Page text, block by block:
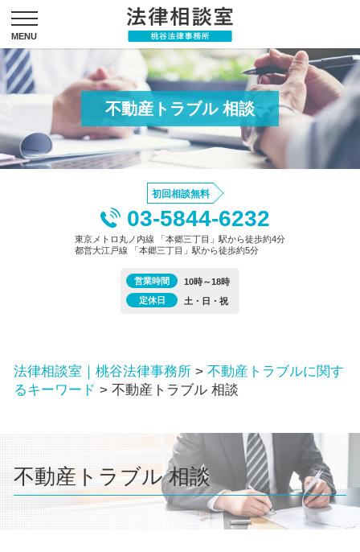
不動産トラブル 相談
初回相談無料
03-5844-6232
東京メトロ丸ノ内線 「本郷三丁目」駅から徒歩約4分
都営大江戸線 「本郷三丁目」駅から徒歩約5分
営業時間
10時～18時
定休日
土・日・祝
法律相談室｜桃谷法律事務所 > 不動産トラブルに関す
るキーワード > 不動産トラブル 相談
不動産トラブル 相談